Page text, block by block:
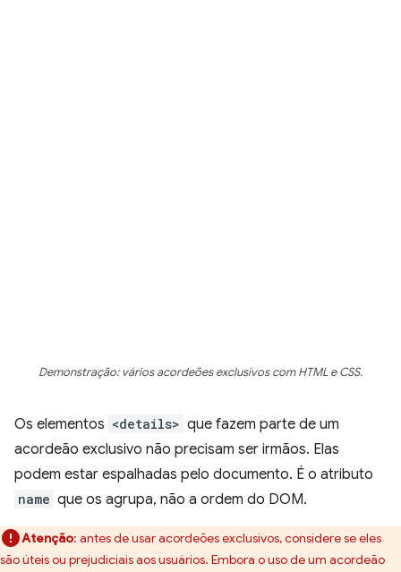
Demonstração: vários acordeões exclusivos com HTML e CSS.
Os elementos <details> que fazem parte de um
acordeão exclusivo não precisam ser irmãos. Elas
podem estar espalhadas pelo documento. É o atributo
name que os agrupa, não a ordem do DOM.
Atenção: antes de usar acordeões exclusivos, considere se eles
são úteis ou prejudiciais aos usuários. Embora o uso de um acordeão